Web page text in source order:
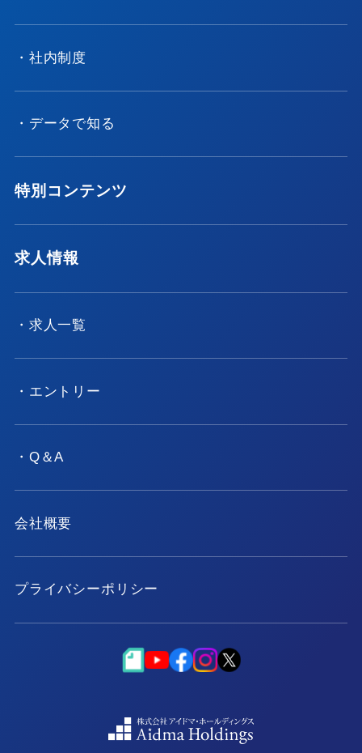
・社内制度
・データで知る
特別コンテンツ
求人情報
・求人一覧
・エントリー
・Q＆A
会社概要
プライバシーポリシー